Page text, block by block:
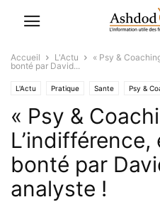
Accueil L'Actu
« Psy &
bonté par David...
L'Actu Pratique Sante Psy &
« Psy &
bonté par
analyste !